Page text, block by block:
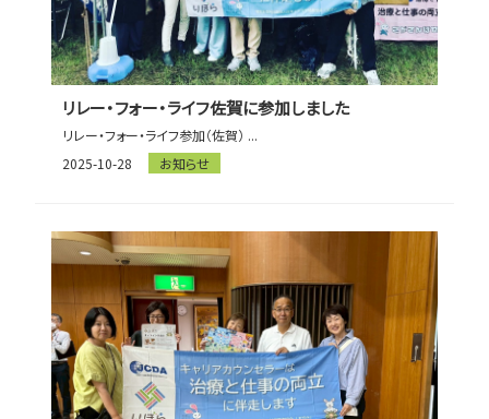
リレー・フォー・ライフ佐賀に参加しました
リレー・フォー・ライフ参加（佐賀） ...
2025-10-28
お知らせ